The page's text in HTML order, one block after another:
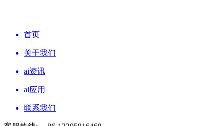
首页
关于我们
ai资讯
ai应用
联系我们